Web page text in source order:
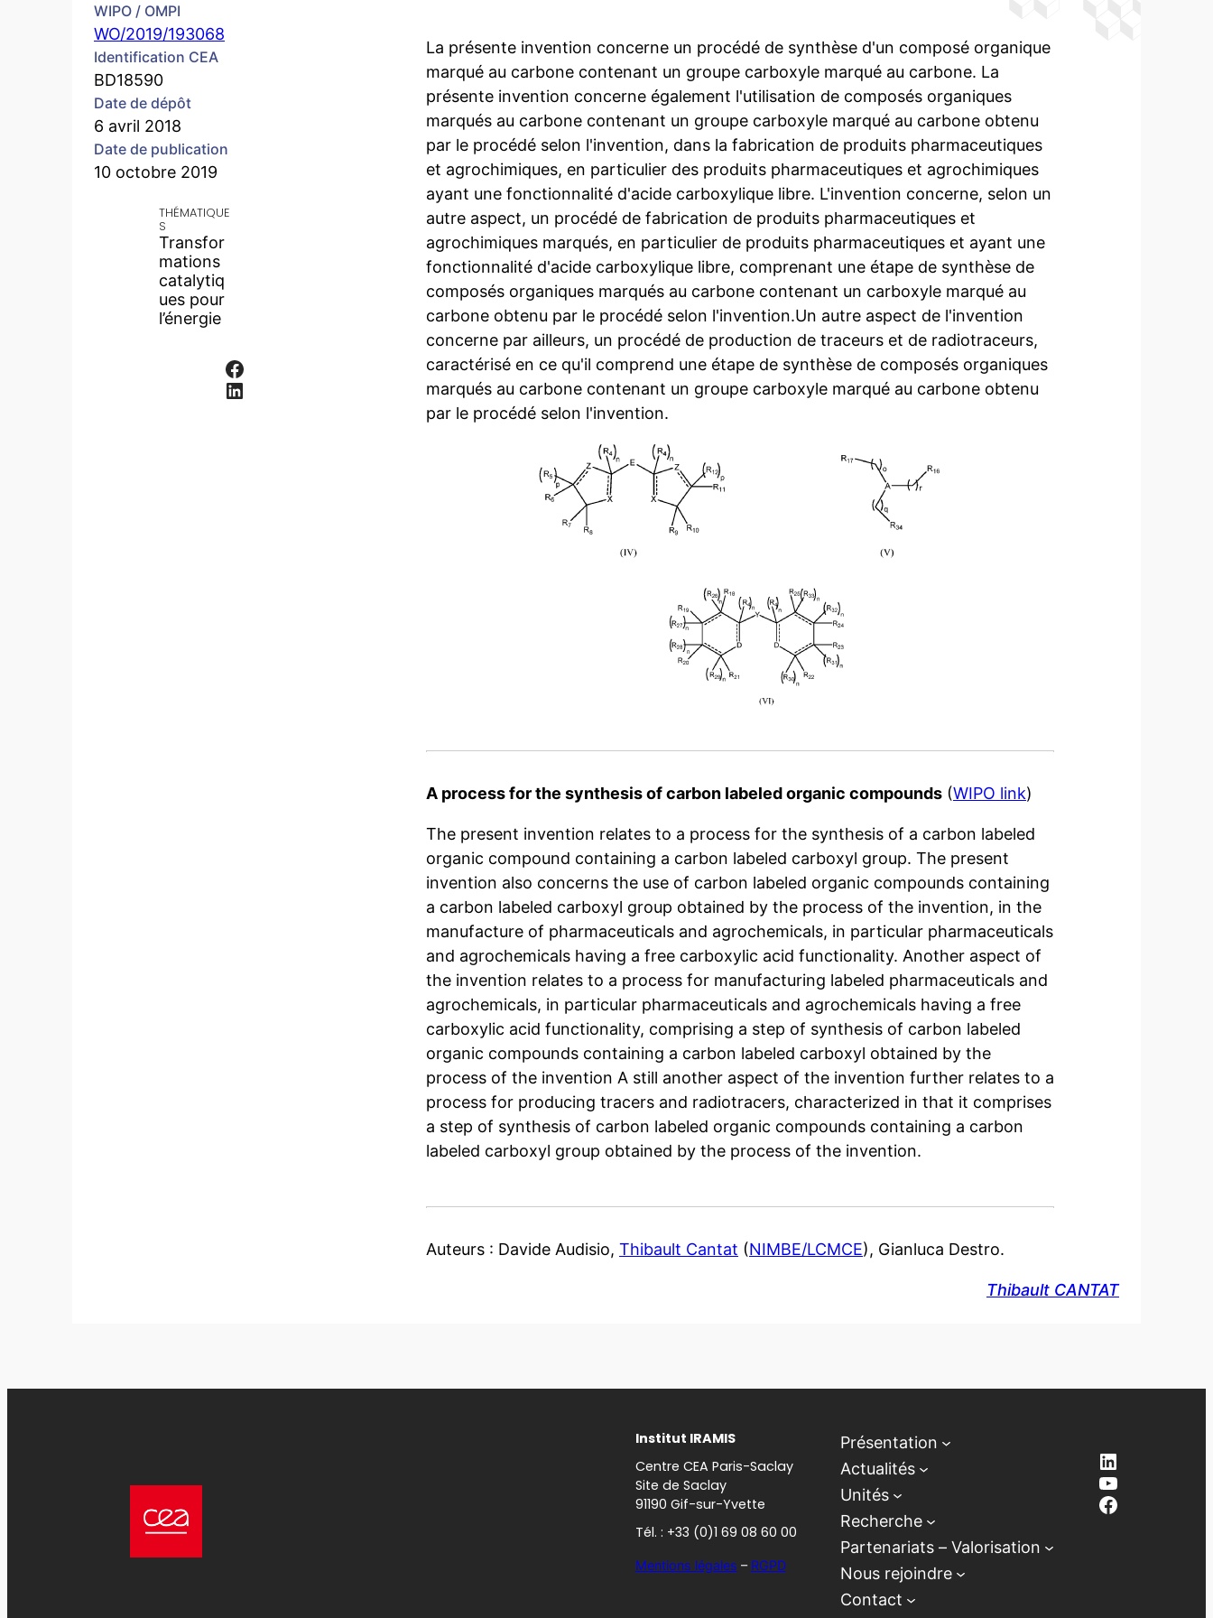
WIPO / OMPI
WO/2019/193068
Identification CEA
BD18590
Date de dépôt
6 avril 2018
Date de publication
10 octobre 2019
THÉMATIQUE
S
Transfor
mations
catalytiq
ues pour
l’énergie
Facebook
LinkedIn
La présente invention concerne un procédé de synthèse d'un composé organique
marqué au carbone contenant un groupe carboxyle marqué au carbone. La
présente invention concerne également l'utilisation de composés organiques
marqués au carbone contenant un groupe carboxyle marqué au carbone obtenu
par le procédé selon l'invention, dans la fabrication de produits pharmaceutiques
et agrochimiques, en particulier des produits pharmaceutiques et agrochimiques
ayant une fonctionnalité d'acide carboxylique libre. L'invention concerne, selon un
autre aspect, un procédé de fabrication de produits pharmaceutiques et
agrochimiques marqués, en particulier de produits pharmaceutiques et ayant une
fonctionnalité d'acide carboxylique libre, comprenant une étape de synthèse de
composés organiques marqués au carbone contenant un carboxyle marqué au
carbone obtenu par le procédé selon l'invention.Un autre aspect de l'invention
concerne par ailleurs, un procédé de production de traceurs et de radiotraceurs,
caractérisé en ce qu'il comprend une étape de synthèse de composés organiques
marqués au carbone contenant un groupe carboxyle marqué au carbone obtenu
par le procédé selon l'invention.
A process for the synthesis of carbon labeled organic compounds (WIPO link)
The present invention relates to a process for the synthesis of a carbon labeled
organic compound containing a carbon labeled carboxyl group. The present
invention also concerns the use of carbon labeled organic compounds containing
a carbon labeled carboxyl group obtained by the process of the invention, in the
manufacture of pharmaceuticals and agrochemicals, in particular pharmaceuticals
and agrochemicals having a free carboxylic acid functionality. Another aspect of
the invention relates to a process for manufacturing labeled pharmaceuticals and
agrochemicals, in particular pharmaceuticals and agrochemicals having a free
carboxylic acid functionality, comprising a step of synthesis of carbon labeled
organic compounds containing a carbon labeled carboxyl obtained by the
process of the invention A still another aspect of the invention further relates to a
process for producing tracers and radiotracers, characterized in that it comprises
a step of synthesis of carbon labeled organic compounds containing a carbon
labeled carboxyl group obtained by the process of the invention.
Auteurs : Davide Audisio, Thibault Cantat (NIMBE/LCMCE), Gianluca Destro.
Thibault CANTAT
Institut IRAMIS
Centre CEA Paris-Saclay
Site de Saclay
91190 Gif-sur-Yvette
Tél. : +33 (0)1 69 08 60 00
Mentions légales – RGPD
Présentation
Actualités
Unités
Recherche
Partenariats – Valorisation
Nous rejoindre
Contact
LinkedIn
YouTube
Facebook